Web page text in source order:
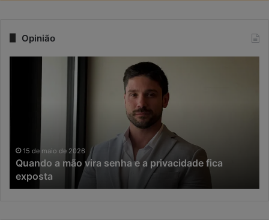
Opinião
privacidade
fica
exposta
15 de maio de 2026
Quando a mão vira senha e a privacidade fica
exposta